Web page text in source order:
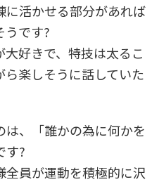
に活かせる部分があれば
うです?
好きで、特技は太るこ
楽しそうに話していた
、「誰かの為に何かを
す?
員が運動を積極的に沢